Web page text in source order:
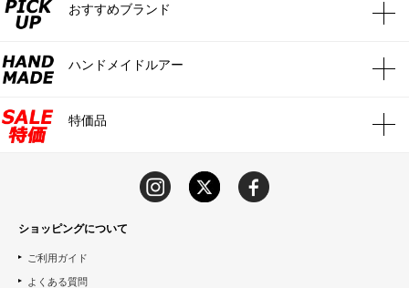
おすすめブランド
ハンドメイドルアー
特価品
ショッピングについて
ご利用ガイド
よくある質問